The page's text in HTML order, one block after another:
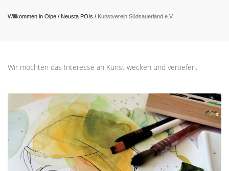
Willkommen in Olpe / Neusta POIs / Kunstverein Südsauerland e.V.
Wir möchten das Interesse an Kunst wecken und vertiefen.